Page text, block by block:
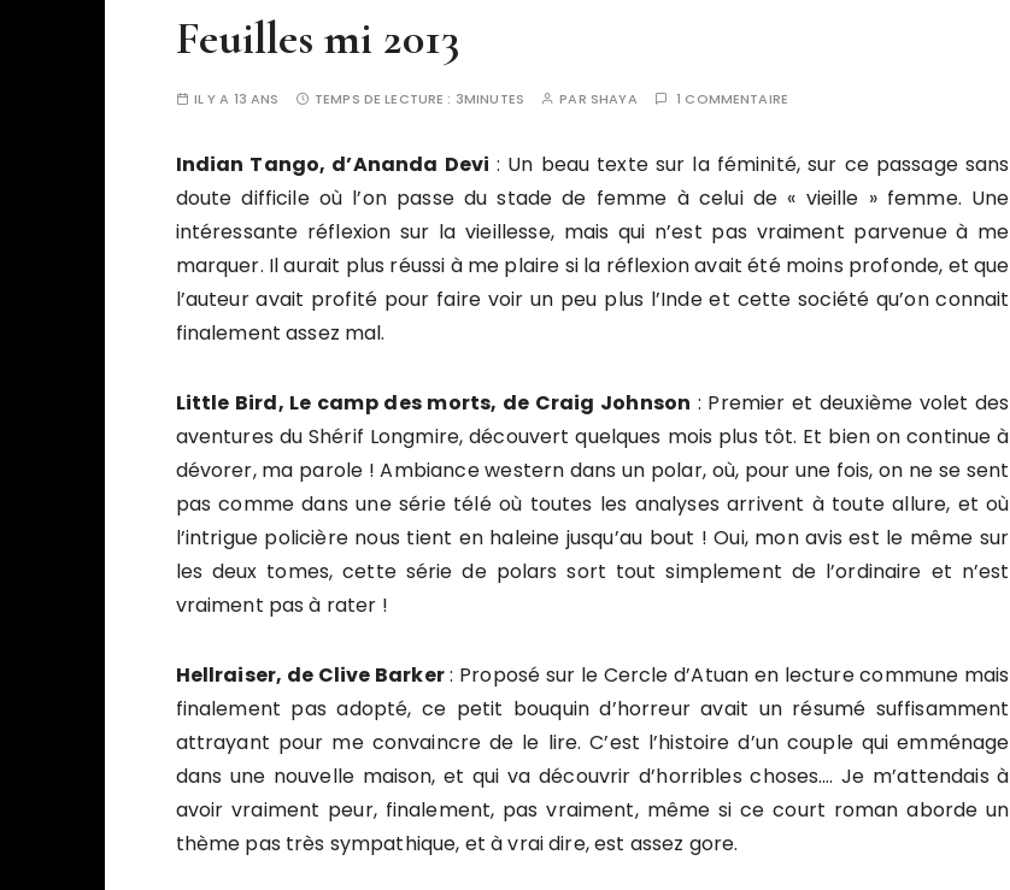
Feuilles mi 2013
IL Y A 13 ANS TEMPS DE LECTURE : 3MINUTES PAR SHAYA 1 COMMENTAIRE
Indian Tango, d’Ananda Devi : Un beau texte sur la féminité, sur ce passage sans
doute difficile où l’on passe du stade de femme à celui de « vieille » femme. Une
intéressante réflexion sur la vieillesse, mais qui n’est pas vraiment parvenue à me
marquer. Il aurait plus réussi à me plaire si la réflexion avait été moins profonde, et que
l’auteur avait profité pour faire voir un peu plus l’Inde et cette société qu’on connait
finalement assez mal.
Little Bird, Le camp des morts, de Craig Johnson : Premier et deuxième volet des
aventures du Shérif Longmire, découvert quelques mois plus tôt. Et bien on continue à
dévorer, ma parole ! Ambiance western dans un polar, où, pour une fois, on ne se sent
pas comme dans une série télé où toutes les analyses arrivent à toute allure, et où
l’intrigue policière nous tient en haleine jusqu’au bout ! Oui, mon avis est le même sur
les deux tomes, cette série de polars sort tout simplement de l’ordinaire et n’est
vraiment pas à rater !
Hellraiser, de Clive Barker: Proposé sur le Cercle d’Atuan en lecture commune mais
finalement pas adopté, ce petit bouquin d’horreur avait un résumé suffisamment
attrayant pour me convaincre de le lire. C’est l’histoire d’un couple qui emménage
dans une nouvelle maison, et qui va découvrir d’horribles choses…. Je m’attendais à
avoir vraiment peur, finalement, pas vraiment, même si ce court roman aborde un
thème pas très sympathique, et à vrai dire, est assez gore.